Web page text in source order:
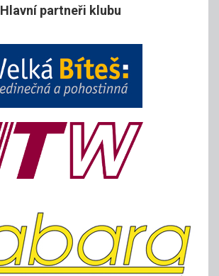
Hlavní partneři klubu